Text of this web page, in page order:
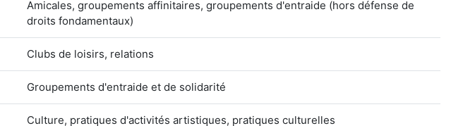
Amicales, groupements affinitaires, groupements d'entraide (hors défense de
droits fondamentaux)
Clubs de loisirs, relations
Groupements d'entraide et de solidarité
Culture, pratiques d'activités artistiques, pratiques culturelles